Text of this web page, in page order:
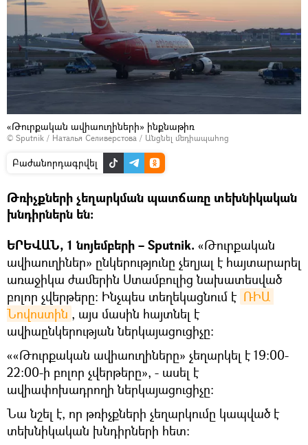
«Թուրքական ավիաուղիների» ինքնաթիռ
© Sputnik / Наталья Селиверстова / Անցնել մեդիապահոց
Բաժանորդագրվել
Թռիչքների չեղարկման պատճառը տեխնիկական
խնդիրներն են։
ԵՐԵՎԱՆ, 1 նոյեմբերի – Sputnik. «Թուրքական
ավիաուղիներ» ընկերությունը չեղյալ է հայտարարել
առաջիկա ժամերին Ստամբուլից նախատեսված
բոլոր չվերթերը: Ինչպես տեղեկացնում է ՌԻԱ
Նովոստին , այս մասին հայտնել է
ավիաընկերության ներկայացուցիչը։
««Թուրքական ավիաուղիները» չեղարկել է 19:00-
22:00-ի բոլոր չվերթերը», - ասել է
ավիափոխադրողի ներկայացուցիչը:
Նա նշել է, որ թռիչքների չեղարկումը կապված է
տեխնիկական խնդիրների հետ։